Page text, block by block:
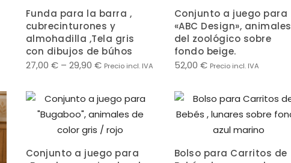
Funda para la barra ,
cubrecinturones y
almohadilla ,Tela gris
con dibujos de búhos
27,00 €– 29,90 € Precio incl. IVA
Conjunto a juego para
«ABC Design», animales
del zoológico sobre
fondo beige.
52,00 € Precio incl. IVA
Conjunto a juego para
Bolso para Carritos de